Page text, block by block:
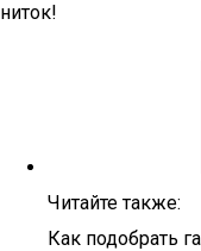
ниток!
Читайте также:
Как подобрать